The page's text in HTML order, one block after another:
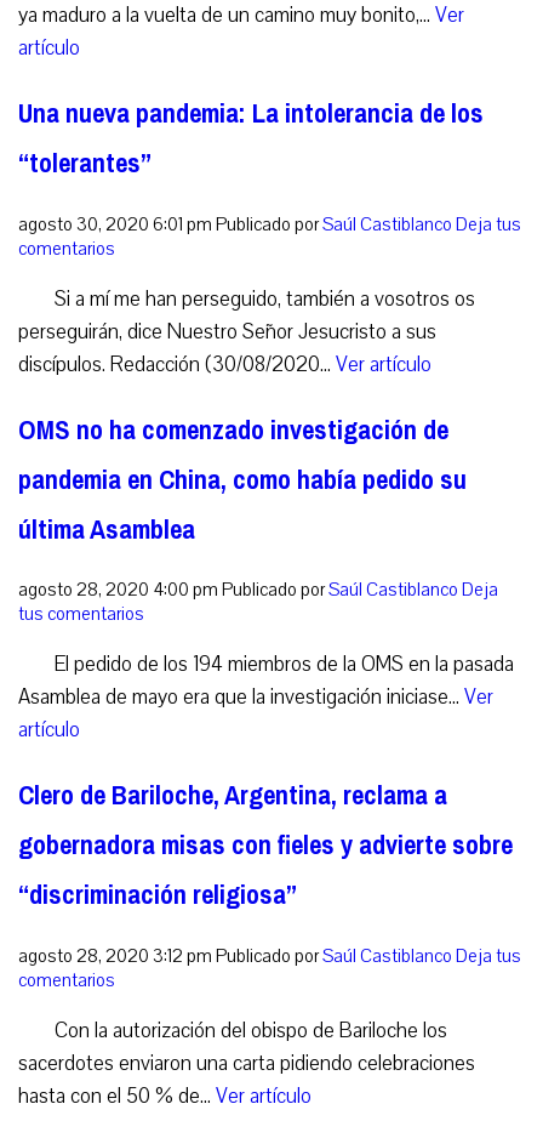
ya maduro a la vuelta de un camino muy bonito,... Ver
artículo
Una nueva pandemia: La intolerancia de los
“tolerantes”
agosto 30, 2020 6:01 pm Publicado porSaúl Castiblanco Deja tus
comentarios
Si a mí me han perseguido, también a vosotros os
perseguirán, dice Nuestro Señor Jesucristo a sus
discípulos. Redacción (30/08/2020... Ver artículo
OMS no ha comenzado investigación de
pandemia en China, como había pedido su
última Asamblea
agosto 28, 2020 4:00 pm Publicado porSaúl Castiblanco Deja
tus comentarios
El pedido de los 194 miembros de la OMS en la pasada
Asamblea de mayo era que la investigación iniciase... Ver
artículo
Clero de Bariloche, Argentina, reclama a
gobernadora misas con fieles y advierte sobre
“discriminación religiosa”
agosto 28, 2020 3:12 pm Publicado porSaúl Castiblanco Deja tus
comentarios
Con la autorización del obispo de Bariloche los
sacerdotes enviaron una carta pidiendo celebraciones
hasta con el 50 % de... Ver artículo